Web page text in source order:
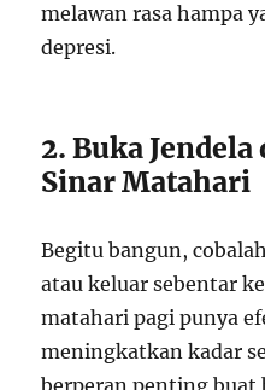
melawan rasa hampa
depresi.
2. Buka
Sinar Matahari
Begitu bangun,
atau keluar sebentar
matahari pagi punya
meningkatkan kadar